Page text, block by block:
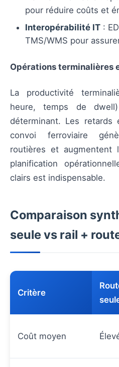
pour réduire coûts et
Interopérabilité IT :
TMS/WMS pour
Opérations terminalières
La productivité
heure, temps de
déterminant. Les
convoi ferroviaire
routières et augmentent
planification
clairs est indispensable.
Comparaison
seule vs rail +
Critère
Coût moyen